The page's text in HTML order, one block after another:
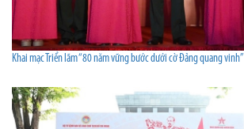
Khai mạc Triển lãm “80 năm vững bước dưới cờ Đảng quang vinh”